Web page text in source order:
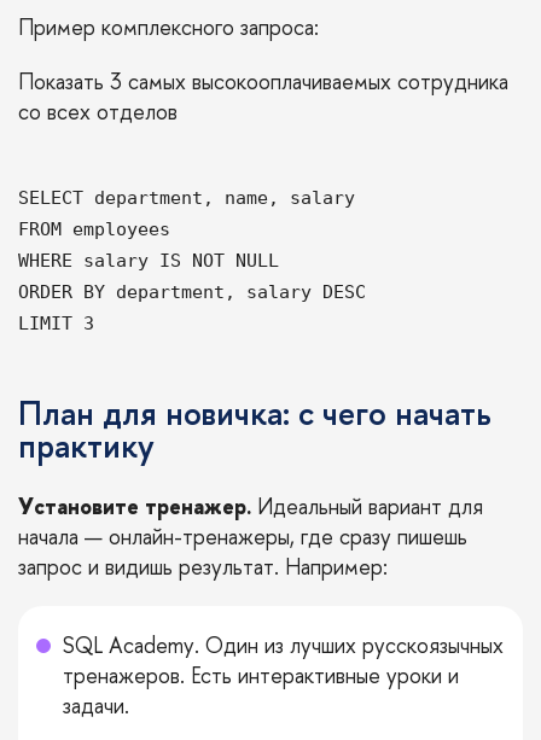
Пример комплексного запроса:
Показать 3 самых высокооплачиваемых сотрудника
со всех отделов
SELECT department, name, salary
FROM employees
WHERE salary IS NOT NULL
ORDER BY department, salary DESC
LIMIT 3
План для новичка: с чего начать
практику
Установите тренажер. Идеальный вариант для
начала — онлайн-тренажеры, где сразу пишешь
запрос и видишь результат. Например:
SQL Academy. Один из лучших русскоязычных
тренажеров. Есть интерактивные уроки и
задачи.